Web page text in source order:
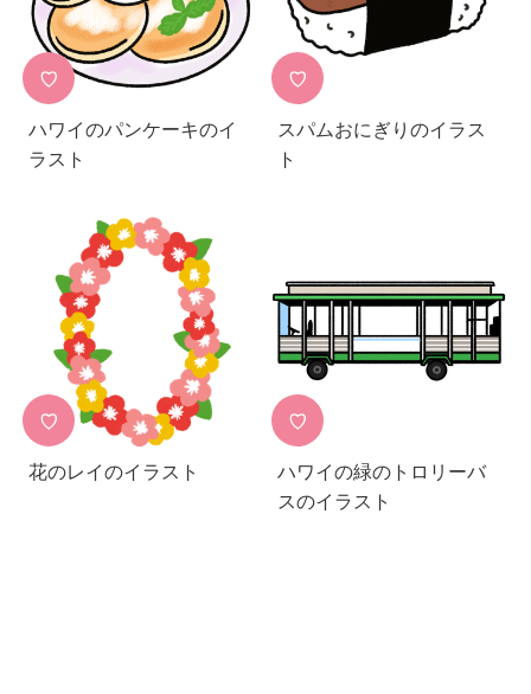
♡
ハワイのパンケーキのイ
ラスト
♡
スパムおにぎりのイラス
ト
♡
花のレイのイラスト
♡
ハワイの緑のトロリーバ
スのイラスト